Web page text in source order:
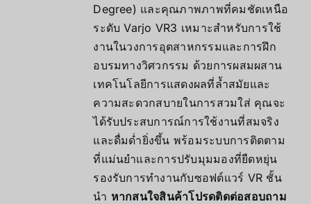
Degree) และคุณภาพภาพที่คมชัดเหนือ
ระดับ Varjo VR3 เหมาะสำหรับการใช้
งานในวงการอุตสาหกรรมและการฝึก
อบรมทางวิศวกรรม ด้วยการผสมผสาน
เทคโนโลยีการแสดงผลที่ล้ำสมัยและ
ความสะดวกสบายในการสวมใส่ คุณจะ
ได้รับประสบการณ์การใช้งานที่สมจริง
และดื่มด่ำยิ่งขึ้น พร้อมระบบการติดตาม
ที่แม่นยำและการปรับมุมมองที่ยืดหยุ่น
รองรับการทำงานกับซอฟต์แวร์ VR ชั้น
นำ หากสนใจสินค้าโปรดติดต่อสอบถาม